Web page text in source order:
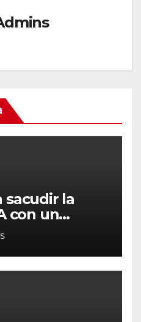
sacudir la
con un
trabajar
intervención